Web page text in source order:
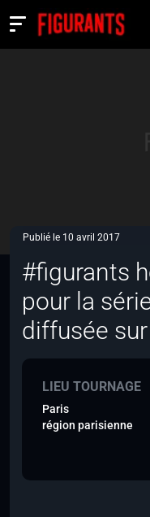
Actualités
Publié le 10 avril 2017
#figurants
pour la
diffusée
LIEU TOURNAGE
Paris
région parisienne